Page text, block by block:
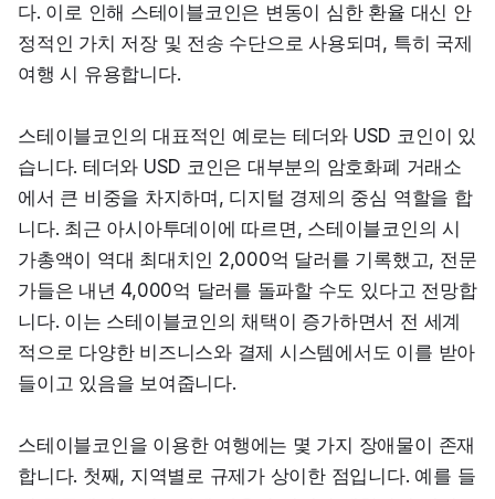
다. 이로 인해 스테이블코인은 변동이 심한 환율 대신 안
정적인 가치 저장 및 전송 수단으로 사용되며, 특히 국제
여행 시 유용합니다.
스테이블코인의 대표적인 예로는 테더와 USD 코인이 있
습니다. 테더와 USD 코인은 대부분의 암호화폐 거래소
에서 큰 비중을 차지하며, 디지털 경제의 중심 역할을 합
니다. 최근 아시아투데이에 따르면, 스테이블코인의 시
가총액이 역대 최대치인 2,000억 달러를 기록했고, 전문
가들은 내년 4,000억 달러를 돌파할 수도 있다고 전망합
니다. 이는 스테이블코인의 채택이 증가하면서 전 세계
적으로 다양한 비즈니스와 결제 시스템에서도 이를 받아
들이고 있음을 보여줍니다.
스테이블코인을 이용한 여행에는 몇 가지 장애물이 존재
합니다. 첫째, 지역별로 규제가 상이한 점입니다. 예를 들